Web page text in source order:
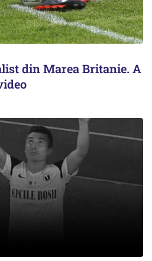
din Marea Britanie. A